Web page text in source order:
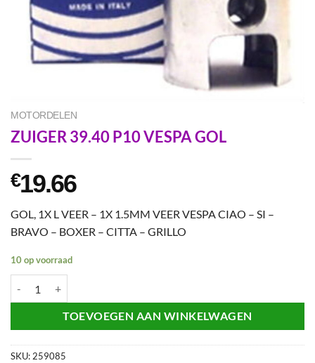
MOTORDELEN
ZUIGER 39.40 P10 VESPA GOL
€19.66
GOL, 1X L VEER – 1X 1.5MM VEER VESPA CIAO – SI –
BRAVO – BOXER – CITTA – GRILLO
10 op voorraad
TOEVOEGEN AAN WINKELWAGEN
SKU: 259085